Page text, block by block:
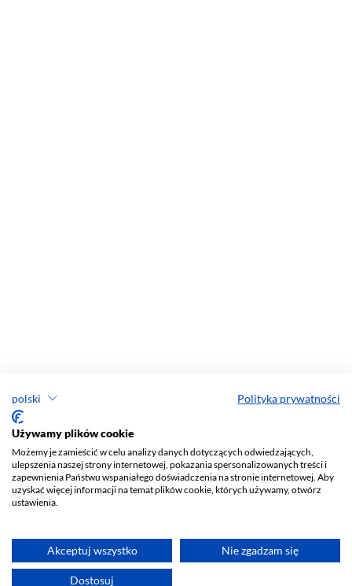
polski Polityka prywatności
Używamy plików cookie
Możemy je zamieścić w celu analizy danych dotyczących odwiedzających,
ulepszenia naszej strony internetowej, pokazania spersonalizowanych treści i
zapewnienia Państwu wspaniałego doświadczenia na stronie internetowej. Aby
uzyskać więcej informacji na temat plików cookie, których używamy, otwórz
ustawienia.
Akceptuj wszystko Nie zgadzam się
Dostosuj